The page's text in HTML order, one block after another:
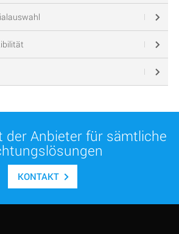
der Anbieter für sämtliche
KONTAKT